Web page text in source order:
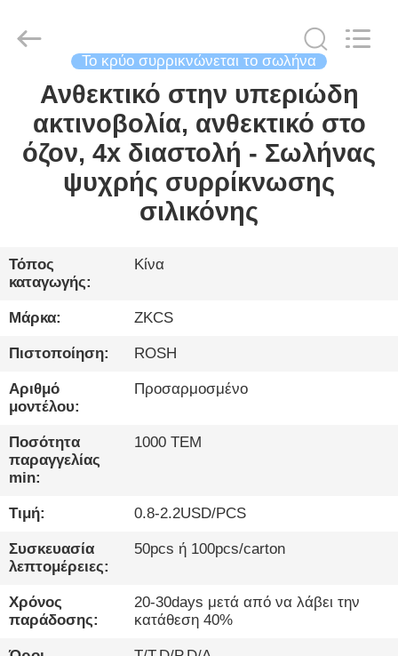
ΣΠΊΤΙ
ΠΡΟΪΌΝΤΑ
ΒΊΝΤΕΟ
ΓΙΑ
ΕΜΆΣ
ΞΕΝΆΓΗΣΗ
ΣΤΟ
ΕΡΓΟΣΤΆΣΙΟ
ΠΟΙΟΤΙΚΌΣ
ΈΛΕΓΧΟΣ
ΕΠΙΚΟΙΝΩΝΉΣΤΕ
ΜΑΖΊ
ΜΑΣ
INDUSTRIAL
CO.,
Το κρύο συρρικνώνεται το σωλήνα
Ανθεκτικό στην υπεριώδη
ακτινοβολία, ανθεκτικό στο
όζον, 4x διαστολή - Σωλήνας
ψυχρής συρρίκνωσης
σιλικόνης
Τόπος
καταγωγής:
Κίνα
Μάρκα: ZKCS
Πιστοποίηση: ROSH
Αριθμό
μοντέλου:
Προσαρμοσμένο
Ποσότητα
παραγγελίας
min:
1000 ΤΕΜ
Τιμή: 0.8-2.2USD/PCS
Συσκευασία
λεπτομέρειες:
50pcs ή 100pcs/carton
Χρόνος
παράδοσης:
20-30days μετά από να λάβει την
κατάθεση 40%